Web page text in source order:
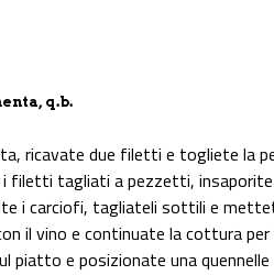
q.b.
ricavate due filetti e togliete la
tagliati a pezzetti, insaporite
i carciofi, tagliateli sottili e
il vino e continuate la cottura
e posizionate una quennelle